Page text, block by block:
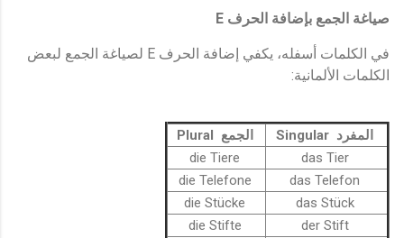
صياغة الجمع بإضافة الحرف E
في الكلمات أسفله، يكفي إضافة الحرف E لصياغة الجمع لبعض
الكلمات الألمانية:
المفرد Singular
الجمع Plural
das Tier
das Stück
der Stift